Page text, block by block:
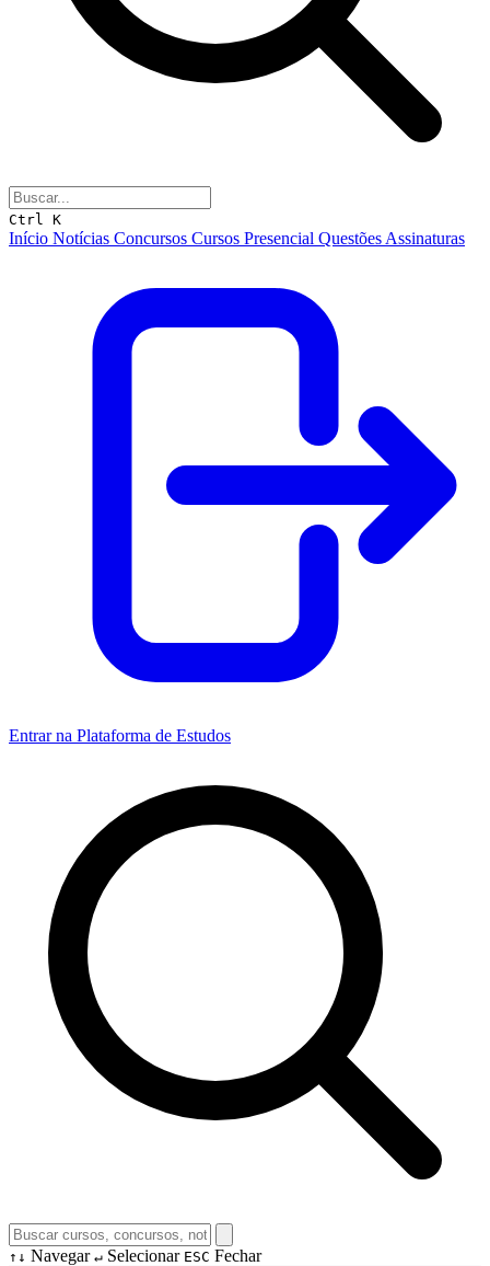
Ctrl K
Início Notícias Concursos Cursos Presencial Questões Assinaturas
Entrar na Plataforma de Estudos
↑↓ Navegar ↵ Selecionar ESC Fechar